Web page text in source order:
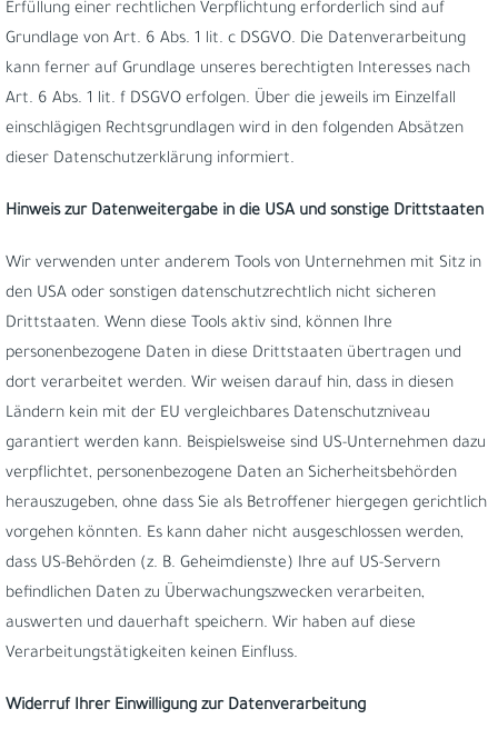
Erfüllung einer rechtlichen Verpflichtung erforderlich sind auf
Grundlage von Art. 6 Abs. 1 lit. c DSGVO. Die Datenverarbeitung
kann ferner auf Grundlage unseres berechtigten Interesses nach
Art. 6 Abs. 1 lit. f DSGVO erfolgen. Über die jeweils im Einzelfall
einschlägigen Rechtsgrundlagen wird in den folgenden Absätzen
dieser Datenschutzerklärung informiert.
Hinweis zur Datenweitergabe in die USA und sonstige Drittstaaten
Wir verwenden unter anderem Tools von Unternehmen mit Sitz in
den USA oder sonstigen datenschutzrechtlich nicht sicheren
Drittstaaten. Wenn diese Tools aktiv sind, können Ihre
personenbezogene Daten in diese Drittstaaten übertragen und
dort verarbeitet werden. Wir weisen darauf hin, dass in diesen
Ländern kein mit der EU vergleichbares Datenschutzniveau
garantiert werden kann. Beispielsweise sind US-Unternehmen dazu
verpflichtet, personenbezogene Daten an Sicherheitsbehörden
herauszugeben, ohne dass Sie als Betroffener hiergegen gerichtlich
vorgehen könnten. Es kann daher nicht ausgeschlossen werden,
dass US-Behörden (z. B. Geheimdienste) Ihre auf US-Servern
befindlichen Daten zu Überwachungszwecken verarbeiten,
auswerten und dauerhaft speichern. Wir haben auf diese
Verarbeitungstätigkeiten keinen Einfluss.
Widerruf Ihrer Einwilligung zur Datenverarbeitung